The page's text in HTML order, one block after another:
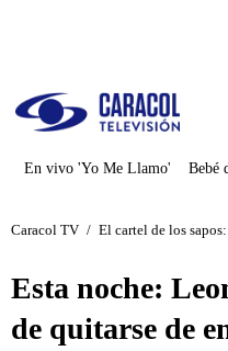
En vivo 'Yo Me Llamo' Bebé
Caracol TV / El cartel de los
Esta noche:
de quitarse de